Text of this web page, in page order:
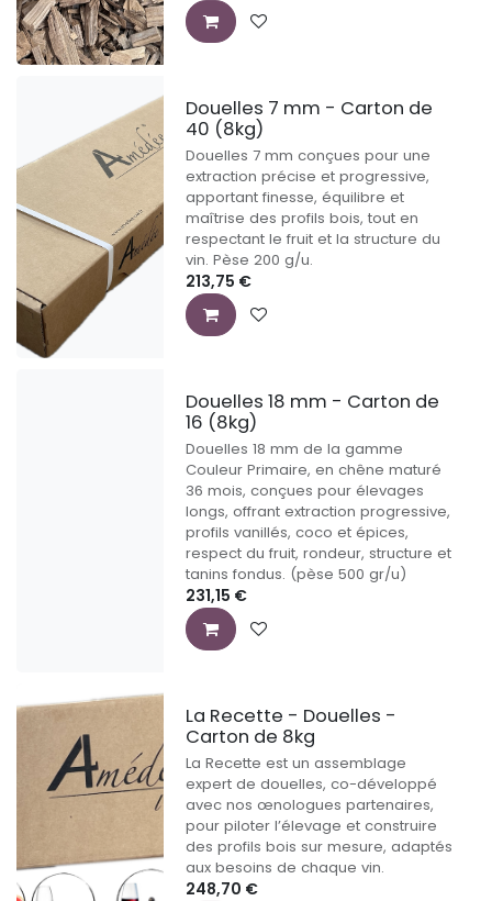
Douelles 7 mm - Carton de
40 (8kg)
Douelles 7 mm conçues pour une
extraction précise et progressive,
apportant finesse, équilibre et
maîtrise des profils bois, tout en
respectant le fruit et la structure du
vin. Pèse 200 g/u.
213,75 €
Douelles 18 mm - Carton de
16 (8kg)
Douelles 18 mm de la gamme
Couleur Primaire, en chêne maturé
36 mois, conçues pour élevages
longs, offrant extraction progressive,
profils vanillés, coco et épices,
respect du fruit, rondeur, structure et
tanins fondus. (pèse 500 gr/u)
231,15 €
La Recette - Douelles -
Carton de 8kg
La Recette est un assemblage
expert de douelles, co-développé
avec nos œnologues partenaires,
pour piloter l’élevage et construire
des profils bois sur mesure, adaptés
aux besoins de chaque vin.
248,70 €